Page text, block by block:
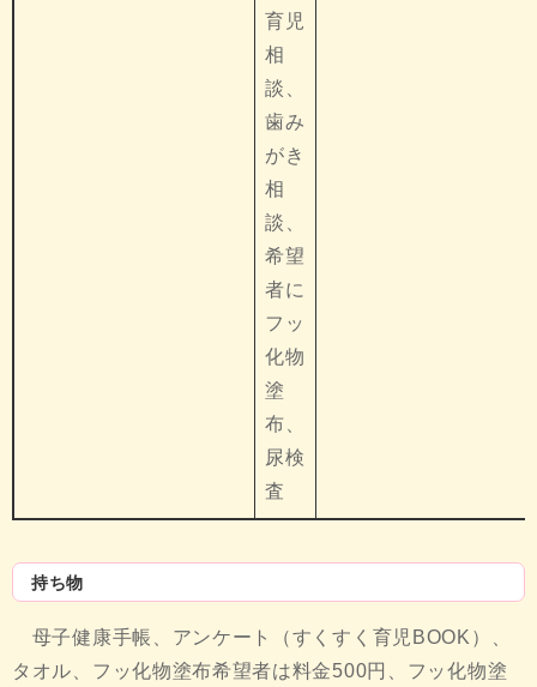
育児
相
談、
歯み
がき
相
談、
希望
者に
フッ
化物
塗
布、
尿検
査
持ち物
母子健康手帳、アンケート（すくすく育児BOOK）、
タオル、フッ化物塗布希望者は料金500円、フッ化物塗